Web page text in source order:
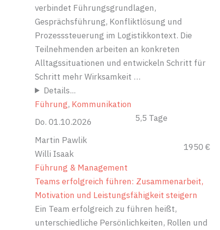
verbindet Führungsgrundlagen,
Gesprächsführung, Konfliktlösung und
Prozesssteuerung im Logistikkontext. Die
Teilnehmenden arbeiten an konkreten
Alltagssituationen und entwickeln Schritt für
Schritt mehr Wirksamkeit …
Details...
Führung, Kommunikation
Do. 01.10.2026
5,5 Tage
Martin Pawlik
Willi Isaak
1950 €
Führung & Management
Teams erfolgreich führen: Zusammenarbeit,
Motivation und Leistungsfähigkeit steigern
Ein Team erfolgreich zu führen heißt,
unterschiedliche Persönlichkeiten, Rollen und